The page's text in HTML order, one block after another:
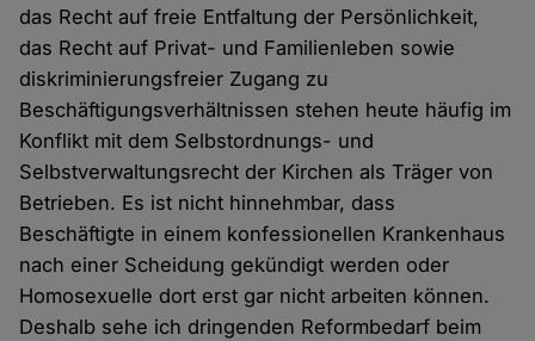
das Recht auf freie Entfaltung der Persönlichkeit,
das Recht auf Privat- und Familienleben sowie
diskriminierungsfreier Zugang zu
Beschäftigungsverhältnissen stehen heute häufig im
Konflikt mit dem Selbstordnungs- und
Selbstverwaltungsrecht der Kirchen als Träger von
Betrieben. Es ist nicht hinnehmbar, dass
Beschäftigte in einem konfessionellen Krankenhaus
nach einer Scheidung gekündigt werden oder
Homosexuelle dort erst gar nicht arbeiten können.
Deshalb sehe ich dringenden Reformbedarf beim